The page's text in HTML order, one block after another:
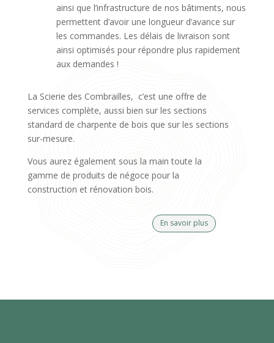
ainsi que l’infrastructure de nos bâtiments, nous
permettent d’avoir une longueur d’avance sur
les commandes. Les délais de livraison sont
ainsi optimisés pour répondre plus rapidement
aux demandes !
La Scierie des Combrailles, c’est une offre de
services complète, aussi bien sur les sections
standard de charpente de bois que sur les sections
sur-mesure.
Vous aurez également sous la main toute la
gamme de produits de négoce pour la
construction et rénovation bois.
En savoir plus